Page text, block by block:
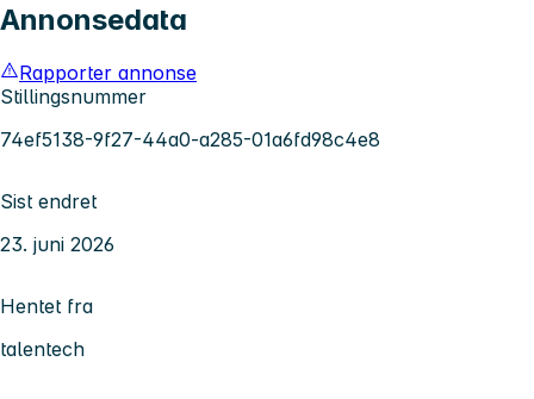
Annonsedata
Rapporter annonse
Stillingsnummer
74ef5138-9f27-44a0-a285-01a6fd98c4e8
Sist endret
23. juni 2026
Hentet fra
talentech